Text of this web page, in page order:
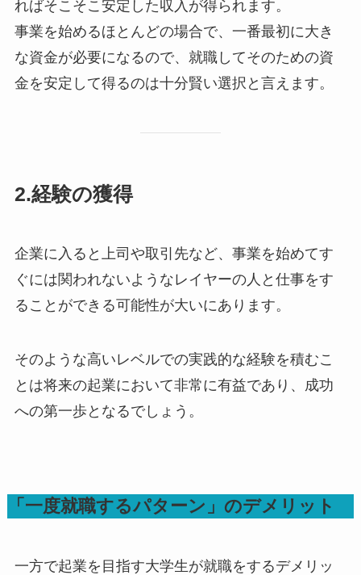
ればそこそこ安定した収入が得られます。
事業を始めるほとんどの場合で、一番最初に大き
な資金が必要になるので、就職してそのための資
金を安定して得るのは十分賢い選択と言えます。
2.経験の獲得
企業に入ると上司や取引先など、事業を始めてす
ぐには関われないようなレイヤーの人と仕事をす
ることができる可能性が大いにあります。
そのような高いレベルでの実践的な経験を積むこ
とは将来の起業において非常に有益であり、成功
への第一歩となるでしょう。
「一度就職するパターン」のデメリット
一方で起業を目指す大学生が就職をするデメリッ